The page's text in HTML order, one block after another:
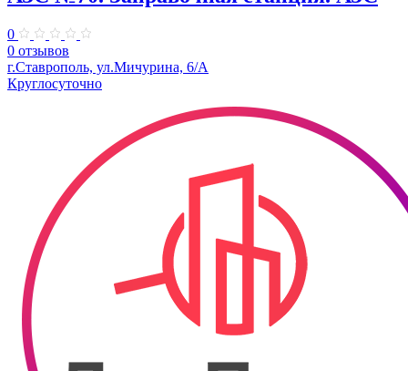
0
0 отзывов
г.Ставрополь, ул.Мичурина, 6/А
Круглосуточно